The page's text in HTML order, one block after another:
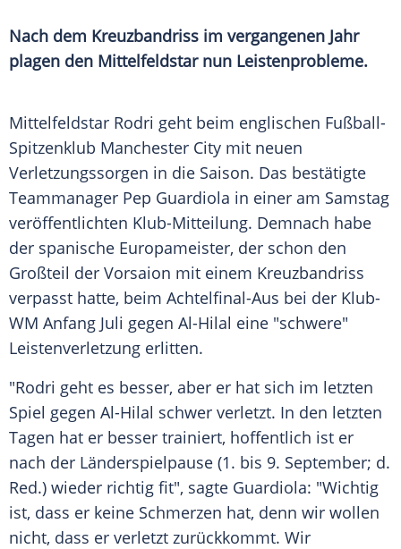
Nach dem Kreuzbandriss im vergangenen Jahr
plagen den Mittelfeldstar nun Leistenprobleme.
Mittelfeldstar Rodri geht beim englischen Fußball-
Spitzenklub Manchester City mit neuen
Verletzungssorgen in die Saison. Das bestätigte
Teammanager Pep Guardiola in einer am Samstag
veröffentlichten Klub-Mitteilung. Demnach habe
der spanische Europameister, der schon den
Großteil der Vorsaion mit einem Kreuzbandriss
verpasst hatte, beim Achtelfinal-Aus bei der Klub-
WM Anfang Juli gegen Al-Hilal eine "schwere"
Leistenverletzung erlitten.
"Rodri geht es besser, aber er hat sich im letzten
Spiel gegen Al-Hilal schwer verletzt. In den letzten
Tagen hat er besser trainiert, hoffentlich ist er
nach der Länderspielpause (1. bis 9. September; d.
Red.) wieder richtig fit", sagte Guardiola: "Wichtig
ist, dass er keine Schmerzen hat, denn wir wollen
nicht, dass er verletzt zurückkommt. Wir